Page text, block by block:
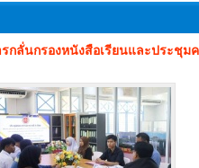
กลั่นกรองหนังสือเรียนและประชุม